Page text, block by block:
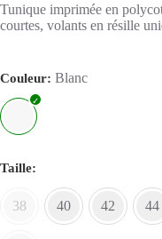
Tunique imprimée en
courtes, volants en résille
Couleur Blanc
Taille
38 40 42 44